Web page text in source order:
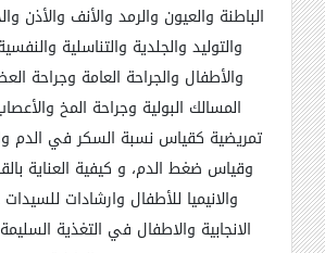
الباطنة والعيون والرمد والأنف والأذن
والتوليد والجلدية والتناسلية
والأطفال والجراحة العامة وجراحة
المسالك البولية وجراحة المخ
تمريضية كقياس نسبة السكر في الدم
وقياس ضغط الدم، و كيفية العناية
والانيميا للأطفال وارشادات
الانجابية والاطفال في التغذية